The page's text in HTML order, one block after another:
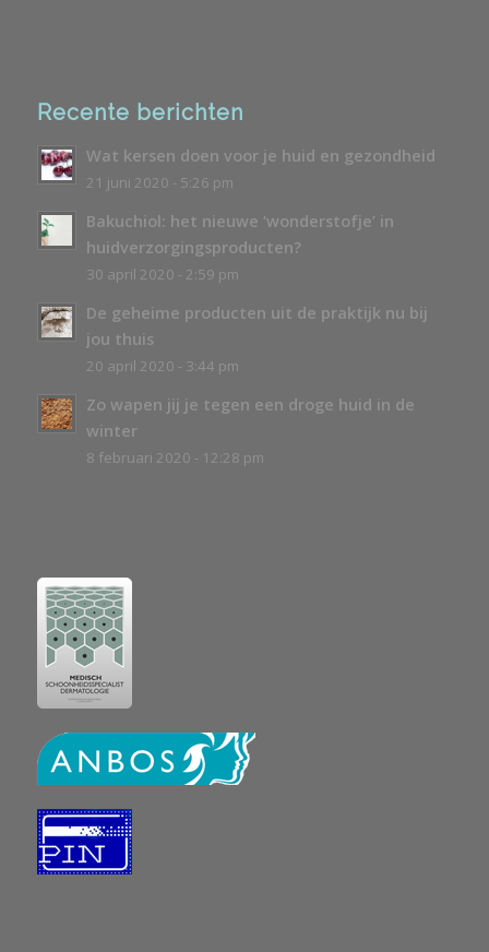
Recente berichten
Wat kersen doen voor je huid en gezondheid
21 juni 2020 - 5:26 pm
Bakuchiol: het nieuwe ‘wonderstofje’ in
huidverzorgingsproducten?
30 april 2020 - 2:59 pm
De geheime producten uit de praktijk nu bij
jou thuis
20 april 2020 - 3:44 pm
Zo wapen jij je tegen een droge huid in de
winter
8 februari 2020 - 12:28 pm